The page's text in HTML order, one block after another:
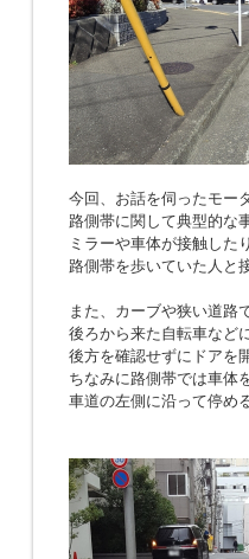
今回、お話を伺ったモー
路側帯に関して典型的な
ミラーや車体が接触した
路側帯を歩いていた人と
また、カーブや狭い道路
後ろから来た自転車など
後方を確認せずにドアを
ちなみに路側帯では車体
車道の左側に沿って停め